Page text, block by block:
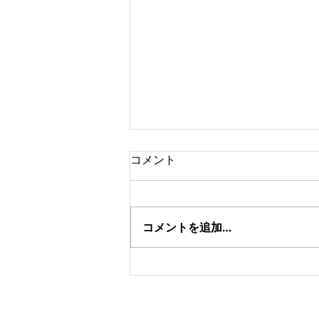
コメント
コメントを追加…